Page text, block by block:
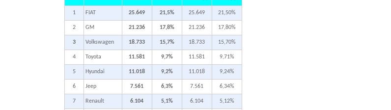
1 FIAT 25.649 21,5% 25.649 21,50%
2 GM 21.236 17,8% 21.236 17,80%
3 Volkswagen 18.733 15,7% 18.733 15,70%
4 Toyota 11.581 9,7% 11.581 9,71%
5 Hyundai 11.018 9,2% 11.018 9,24%
6 Jeep 7.561 6,3% 7.561 6,34%
7 Renault 6.104 5,1% 6.104 5,12%